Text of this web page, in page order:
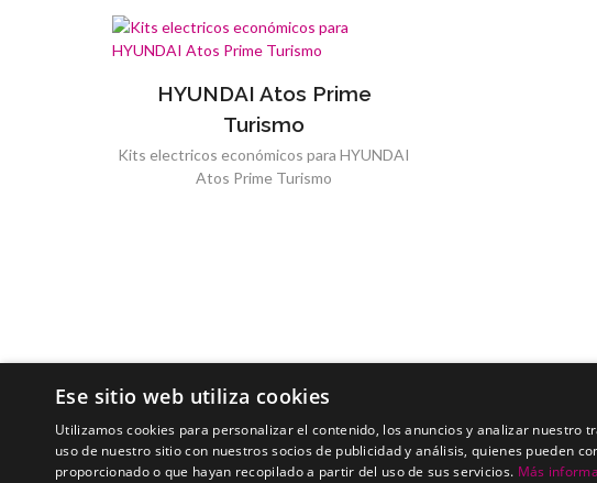
HYUNDAI Atos Prime
Turismo
Kits electricos económicos para HYUNDAI
Atos Prime Turismo
Ese sitio web utiliza cookies
Utilizamos cookies para personalizar el contenido, los anuncios y analizar nuestro
uso de nuestro sitio con nuestros socios de publicidad y análisis, quienes pueden
proporcionado o que hayan recopilado a partir del uso de sus servicios. Más